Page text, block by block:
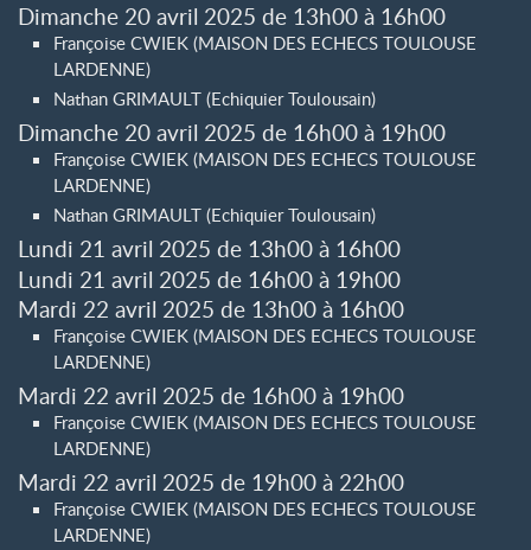
Dimanche 20 avril 2025 de 13h00 à 16h00
Françoise CWIEK (MAISON DES ECHECS TOULOUSE
LARDENNE)
Nathan GRIMAULT (Echiquier Toulousain)
Dimanche 20 avril 2025 de 16h00 à 19h00
Françoise CWIEK (MAISON DES ECHECS TOULOUSE
LARDENNE)
Nathan GRIMAULT (Echiquier Toulousain)
Lundi 21 avril 2025 de 13h00 à 16h00
Lundi 21 avril 2025 de 16h00 à 19h00
Mardi 22 avril 2025 de 13h00 à 16h00
Françoise CWIEK (MAISON DES ECHECS TOULOUSE
LARDENNE)
Mardi 22 avril 2025 de 16h00 à 19h00
Françoise CWIEK (MAISON DES ECHECS TOULOUSE
LARDENNE)
Mardi 22 avril 2025 de 19h00 à 22h00
Françoise CWIEK (MAISON DES ECHECS TOULOUSE
LARDENNE)